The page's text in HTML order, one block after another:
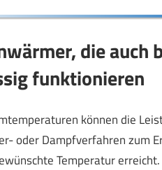
die auch
funktionieren
können die
oder Dampfverfahren zum
Temperatur